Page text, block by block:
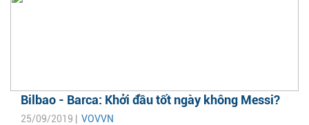
Bilbao - Barca: Khởi đầu tốt ngày không Messi?
25/09/2019 | VOVVN